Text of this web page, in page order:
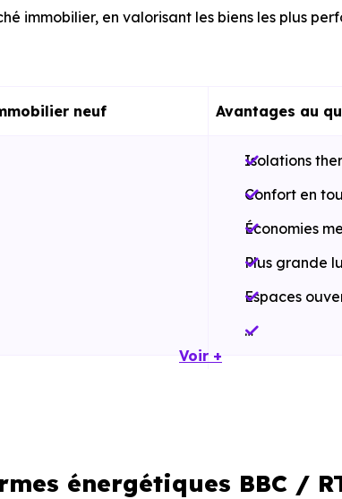
immobilier, en valorisant les biens les plus
neuf Avantages au
Isolations
Confort en
Économies
Plus grande
Espaces
…
…
Voir +
énergétiques BBC /